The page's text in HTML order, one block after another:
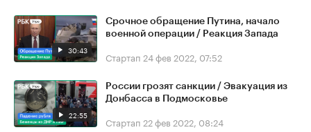
30:43
Срочное обращение Путина, начало
военной операции / Реакция Запада
Стартап 24 фев 2022, 07:52
22:55
России грозят санкции / Эвакуация из
Донбасса в Подмосковье
Стартап 22 фев 2022, 08:24